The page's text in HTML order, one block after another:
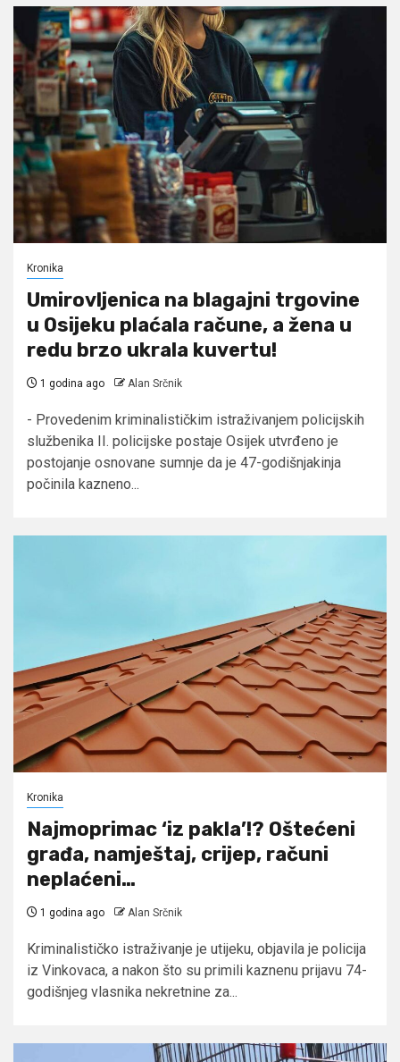
Kronika
Umirovljenica na blagajni trgovine
u Osijeku plaćala račune, a žena u
redu brzo ukrala kuvertu!
1 godina ago Alan Srčnik
- Provedenim kriminalističkim istraživanjem policijskih
službenika II. policijske postaje Osijek utvrđeno je
postojanje osnovane sumnje da je 47-godišnjakinja
počinila kazneno...
Kronika
Najmoprimac ‘iz pakla’!? Oštećeni
građa, namještaj, crijep, računi
neplaćeni…
1 godina ago Alan Srčnik
Kriminalističko istraživanje je utijeku, objavila je policija
iz Vinkovaca, a nakon što su primili kaznenu prijavu 74-
godišnjeg vlasnika nekretnine za...